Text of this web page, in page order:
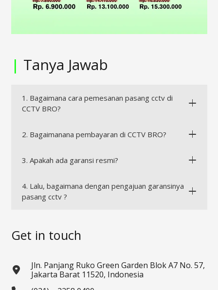
| Tanya Jawab
1. Bagaimana cara pemesanan pasang cctv di
CCTV BRO?
2. Bagaimanana pembayaran di CCTV BRO?
3. Apakah ada garansi resmi?
4. Lalu, bagaimana dengan pengajuan garansinya
pasang cctv ?
Get in touch
Jln. Panjang Ruko Green Garden Blok A7 No. 57,
Jakarta Barat 11520, Indonesia